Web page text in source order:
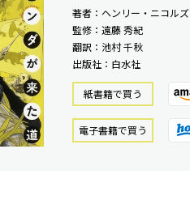
著者：ヘンリー・ニコルズ
監修：遠藤 秀紀
翻訳：池村 千秋
出版社：白水社
紙書籍で買う
電⼦書籍で買う